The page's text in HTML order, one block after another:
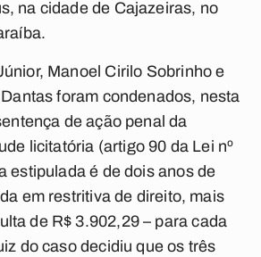
na cidade de Cajazeiras, no
Manoel Cirilo Sobrinho e
foram condenados, nesta
de ação penal da
licitatória (artigo 90 da Lei nº
estipulada é de dois anos de
em restritiva de direito, mais
de R$ 3.902,29 – para cada
do caso decidiu que os três